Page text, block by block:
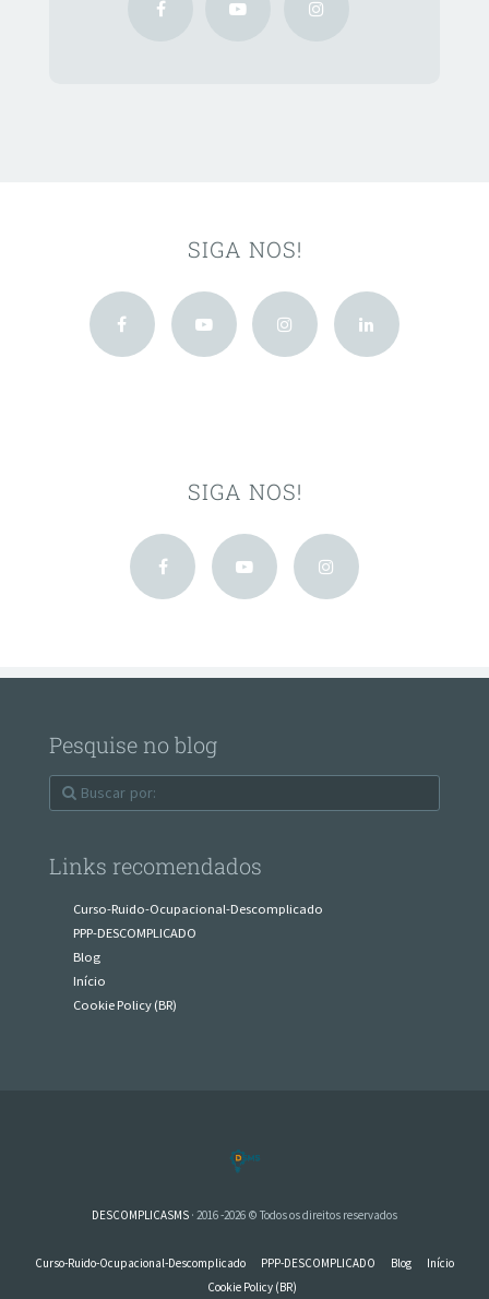
SIGA NOS!
SIGA NOS!
Pesquise no blog
Links recomendados
Curso-Ruido-Ocupacional-Descomplicado
PPP-DESCOMPLICADO
Blog
Início
Cookie Policy (BR)
DESCOMPLICASMS · 2016 -2026 © Todos os direitos reservados
Curso-Ruido-Ocupacional-Descomplicado PPP-DESCOMPLICADO Blog
Início
Cookie Policy (BR)